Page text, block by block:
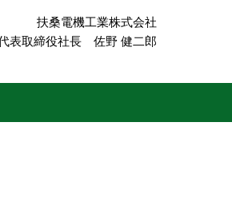
扶桑電機工業株式会社
表取締役社長 佐野 健二郎